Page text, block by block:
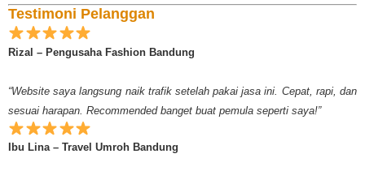
Testimoni Pelanggan
Rizal – Pengusaha Fashion Bandung
“Website saya langsung naik trafik setelah pakai jasa ini. Cepat, rapi, dan
sesuai harapan. Recommended banget buat pemula seperti saya!”
Ibu Lina – Travel Umroh Bandung